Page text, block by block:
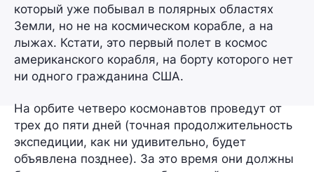
который уже побывал в полярных областях
Земли, но не на космическом корабле, а на
лыжах. Кстати, это первый полет в космос
американского корабля, на борту которого нет
ни одного гражданина США.
На орбите четверо космонавтов проведут от
трех до пяти дней (точная продолжительность
экспедиции, как ни удивительно, будет
объявлена позднее). За это время они должны